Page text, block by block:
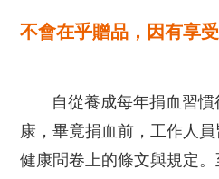
不會在乎贈品，因有享
自從養成每年捐血習慣
康，畢竟捐血前，工作人
健康問卷上的條文與規定